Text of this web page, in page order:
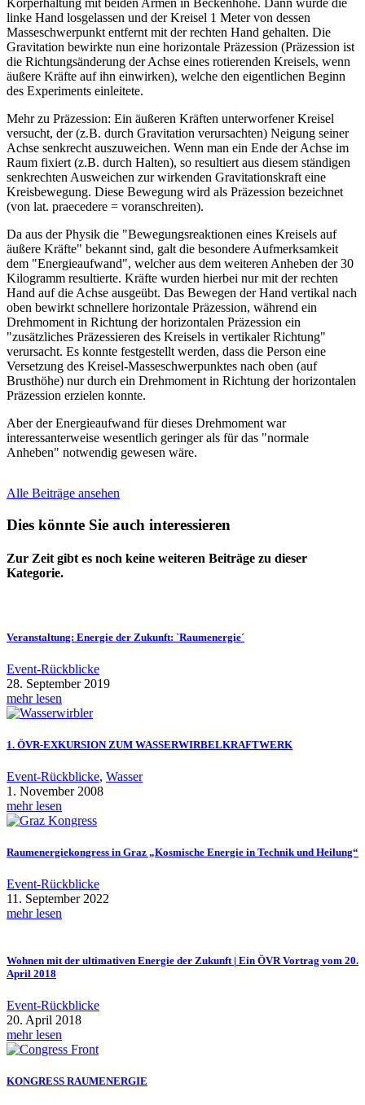
Körperhaltung mit beiden Armen in Beckenhöhe. Dann wurde die
linke Hand losgelassen und der Kreisel 1 Meter von dessen
Masseschwerpunkt entfernt mit der rechten Hand gehalten. Die
Gravitation bewirkte nun eine horizontale Präzession (Präzession ist
die Richtungsänderung der Achse eines rotierenden Kreisels, wenn
äußere Kräfte auf ihn einwirken), welche den eigentlichen Beginn
des Experiments einleitete.
Mehr zu Präzession: Ein äußeren Kräften unterworfener Kreisel
versucht, der (z.B. durch Gravitation verursachten) Neigung seiner
Achse senkrecht auszuweichen. Wenn man ein Ende der Achse im
Raum fixiert (z.B. durch Halten), so resultiert aus diesem ständigen
senkrechten Ausweichen zur wirkenden Gravitationskraft eine
Kreisbewegung. Diese Bewegung wird als Präzession bezeichnet
(von lat. praecedere = voranschreiten).
Da aus der Physik die "Bewegungsreaktionen eines Kreisels auf
äußere Kräfte" bekannt sind, galt die besondere Aufmerksamkeit
dem "Energieaufwand", welcher aus dem weiteren Anheben der 30
Kilogramm resultierte. Kräfte wurden hierbei nur mit der rechten
Hand auf die Achse ausgeübt. Das Bewegen der Hand vertikal nach
oben bewirkt schnellere horizontale Präzession, während ein
Drehmoment in Richtung der horizontalen Präzession ein
"zusätzliches Präzessieren des Kreisels in vertikaler Richtung"
verursacht. Es konnte festgestellt werden, dass die Person eine
Versetzung des Kreisel-Masseschwerpunktes nach oben (auf
Brusthöhe) nur durch ein Drehmoment in Richtung der horizontalen
Präzession erzielen konnte.
Aber der Energieaufwand für dieses Drehmoment war
interessanterweise wesentlich geringer als für das "normale
Anheben" notwendig gewesen wäre.
Alle Beiträge ansehen
Dies könnte Sie auch interessieren
Zur Zeit gibt es noch keine weiteren Beiträge zu dieser
Kategorie.
Veranstaltung: Energie der Zukunft: `Raumenergie´
Event-Rückblicke
28. September 2019
mehr lesen
1. ÖVR-EXKURSION ZUM WASSERWIRBELKRAFTWERK
Event-Rückblicke, Wasser
1. November 2008
mehr lesen
Raumenergiekongress in Graz „Kosmische Energie in Technik und Heilung“
Event-Rückblicke
11. September 2022
mehr lesen
Wohnen mit der ultimativen Energie der Zukunft | Ein ÖVR Vortrag vom 20.
April 2018
Event-Rückblicke
20. April 2018
mehr lesen
KONGRESS RAUMENERGIE